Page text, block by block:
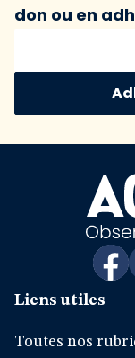
don ou en
Liens utiles
Toutes nos